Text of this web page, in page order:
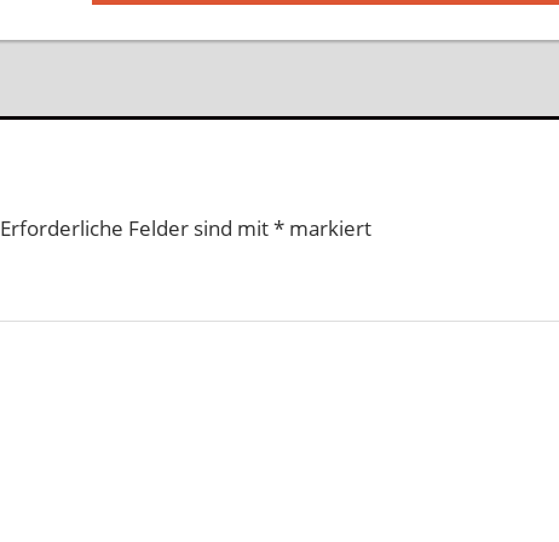
Beitrag:
Erforderliche Felder sind mit*markiert